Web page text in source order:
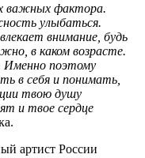
важных фактора.
улыбаться.
внимание, будь
в каком возрасте.
Именно поэтому
в себя и понимать,
твою душу
и твое сердце
артист России